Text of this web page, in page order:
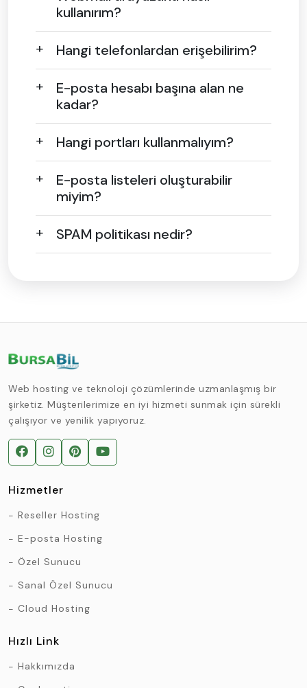
kullanırım?
Hangi telefonlardan erişebilirim?
E-posta hesabı başına alan ne
kadar?
Hangi portları kullanmalıyım?
E-posta listeleri oluşturabilir
miyim?
SPAM politikası nedir?
Web hosting ve teknoloji çözümlerinde uzmanlaşmış bir
şirketiz. Müşterilerimize en iyi hizmeti sunmak için sürekli
çalışıyor ve yenilik yapıyoruz.
Hizmetler
Reseller Hosting
E-posta Hosting
Özel Sunucu
Sanal Özel Sunucu
Cloud Hosting
Hızlı Link
Hakkımızda